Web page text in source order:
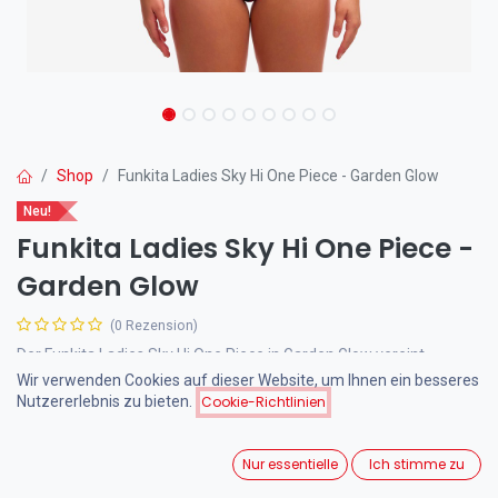
Shop Funkita Ladies Sky Hi One Piece - Garden Glow
Neu!
Funkita Ladies Sky Hi One Piece -
Garden Glow
(0 Rezension)
Der Funkita Ladies Sky Hi One Piece in Garden Glow vereint
lebendige Blumenästhetik mit leistungsstarker Schwimmtechnik.
Erleben Sie maximale Freiheit im Wasser – elegant, chlorresistent
und perfekt für regelmäßige Trainingssessions.
Wir verwenden Cookies auf dieser Website, um Ihnen ein besseres
Nutzererlebnis zu bieten.
Cookie-Richtlinien
Nur essentielle Ich stimme zu